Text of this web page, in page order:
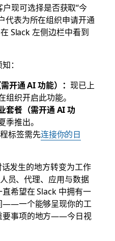
现可选择是否获取“今
代表为所在组织申请开通
Slack 左侧边栏中看到
：
开通 AI 功能）： 现已上
组织开启此功能。
套餐（需开通 AI 功
季推出。
标签需先连接你的日
发生的地方转变为工作
员、代理、应用与数据
希望在 Slack 中拥有一
——一个能够呈现你的工
要事项的地方——今日视